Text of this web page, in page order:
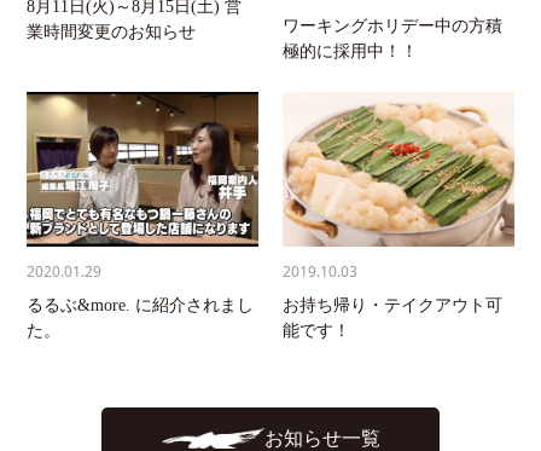
8月11日(火)～8月15日(土) 営
業時間変更のお知らせ
ワーキングホリデー中の方積
極的に採用中！！
2020.01.29
るるぶ&more. に紹介されまし
た。
2019.10.03
お持ち帰り・テイクアウト可
能です！
お知らせ一覧